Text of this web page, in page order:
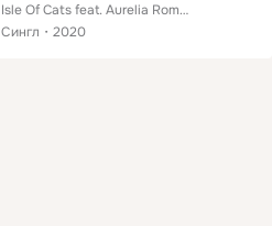
Isle Of Cats feat. Aurelia Romano
Сингл
2020